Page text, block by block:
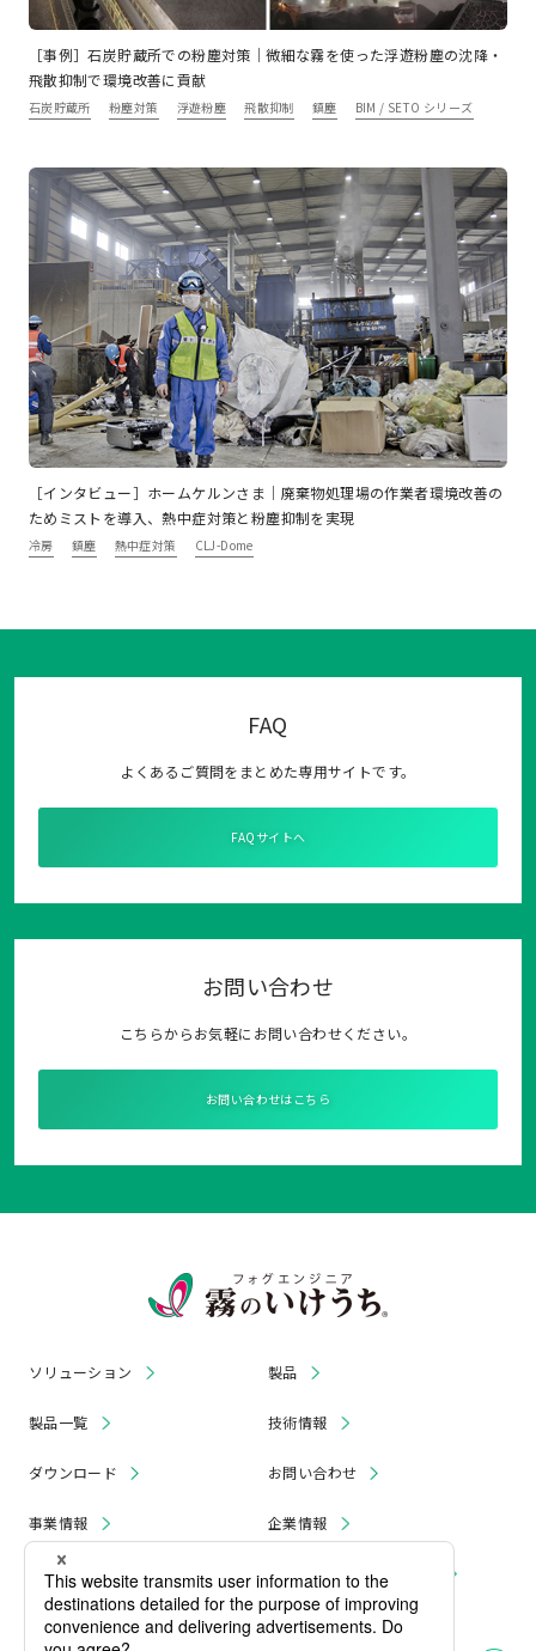
［事例］石炭貯蔵所での粉塵対策｜微細な霧を使った浮遊粉塵の沈降・
飛散抑制で環境改善に貢献
石炭貯蔵所 粉塵対策 浮遊粉塵 飛散抑制 鎮塵 BIM / SETO シリーズ
［インタビュー］ホームケルンさま｜廃棄物処理場の作業者環境改善の
ためミストを導入、熱中症対策と粉塵抑制を実現
冷房 鎮塵 熱中症対策 CLJ-Dome
FAQ
よくあるご質問をまとめた専用サイトです。
FAQサイトへ
お問い合わせ
こちらからお気軽にお問い合わせください。
お問い合わせはこちら
ソリューション 製品
製品一覧 技術情報
ダウンロード お問い合わせ
事業情報 企業情報
お知らせ リコール・無償修理 情報
採用情報 プライバシーポリシー